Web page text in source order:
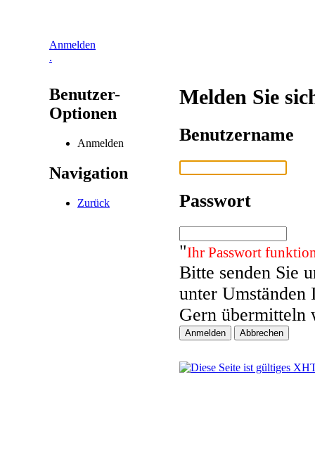
Anmelden
.
Benutzer-
Optionen
Anmelden
Navigation
Zurück
Melden Sie
Benutzername
Passwort
"Ihr Passwort
Bitte senden Sie
unter Umständen
Gern übermitteln